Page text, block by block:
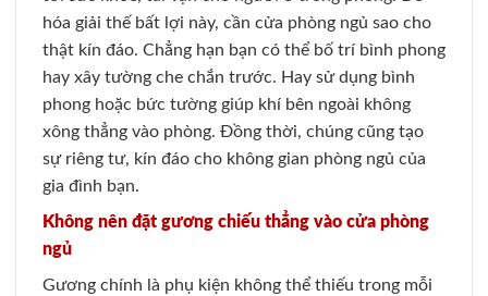
hóa giải thế bất lợi này, cần cửa phòng ngủ sao cho
thật kín đáo. Chẳng hạn bạn có thể bố trí bình phong
hay xây tường che chắn trước. Hay sử dụng bình
phong hoặc bức tường giúp khí bên ngoài không
xông thẳng vào phòng. Đồng thời, chúng cũng tạo
sự riêng tư, kín đáo cho không gian phòng ngủ của
gia đình bạn.
Không nên đặt gương chiếu thẳng vào cửa phòng
ngủ
Gương chính là phụ kiện không thể thiếu trong mỗi